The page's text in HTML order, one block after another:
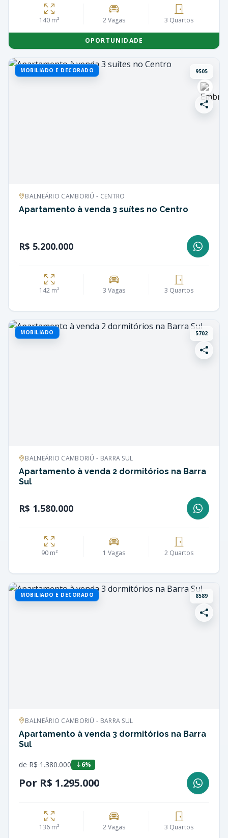
140 m² 2 Vagas 3 Quartos
OPORTUNIDADE
MOBILIADO E DECORADO 9505
BALNEÁRIO CAMBORIÚ - CENTRO
Apartamento à venda 3 suítes no Centro
R$ 5.200.000
142 m² 3 Vagas 3 Quartos
MOBILIADO 5702
BALNEÁRIO CAMBORIÚ - BARRA SUL
Apartamento à venda 2 dormitórios na Barra
Sul
R$ 1.580.000
90 m² 1 Vagas 2 Quartos
MOBILIADO E DECORADO 8589
BALNEÁRIO CAMBORIÚ - BARRA SUL
Apartamento à venda 3 dormitórios na Barra
Sul
de R$ 1.380.000 6%
Por R$ 1.295.000
136 m² 2 Vagas 3 Quartos